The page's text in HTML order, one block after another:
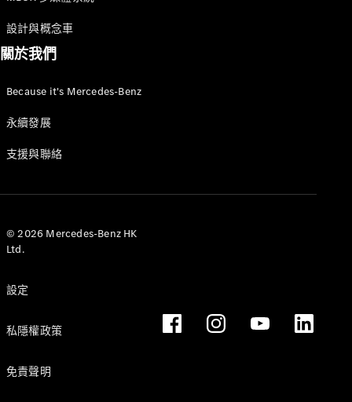
設計與概念車
關於我們
Because it's Mercedes-Benz
永續發展
支援與聯絡
© 2026 Mercedes-Benz HK
Ltd.
設定
私隱權政策
免責聲明